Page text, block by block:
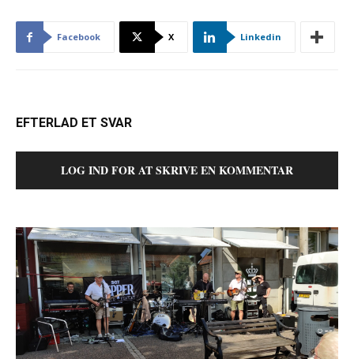
Facebook X Linkedin
EFTERLAD ET SVAR
LOG IND FOR AT SKRIVE EN KOMMENTAR